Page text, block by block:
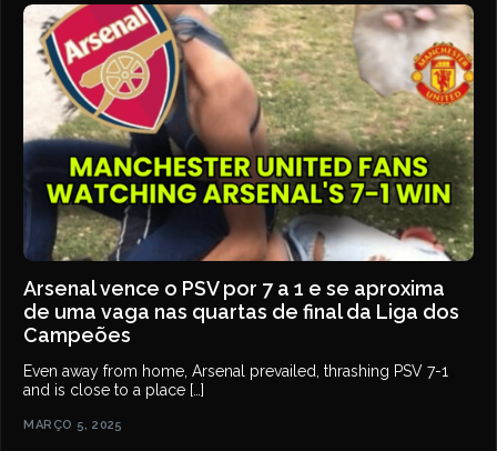
Arsenal vence o PSV por 7 a 1 e se aproxima
de uma vaga nas quartas de final da Liga dos
Campeões
Even away from home, Arsenal prevailed, thrashing PSV 7-1
and is close to a place […]
MARÇO 5, 2025